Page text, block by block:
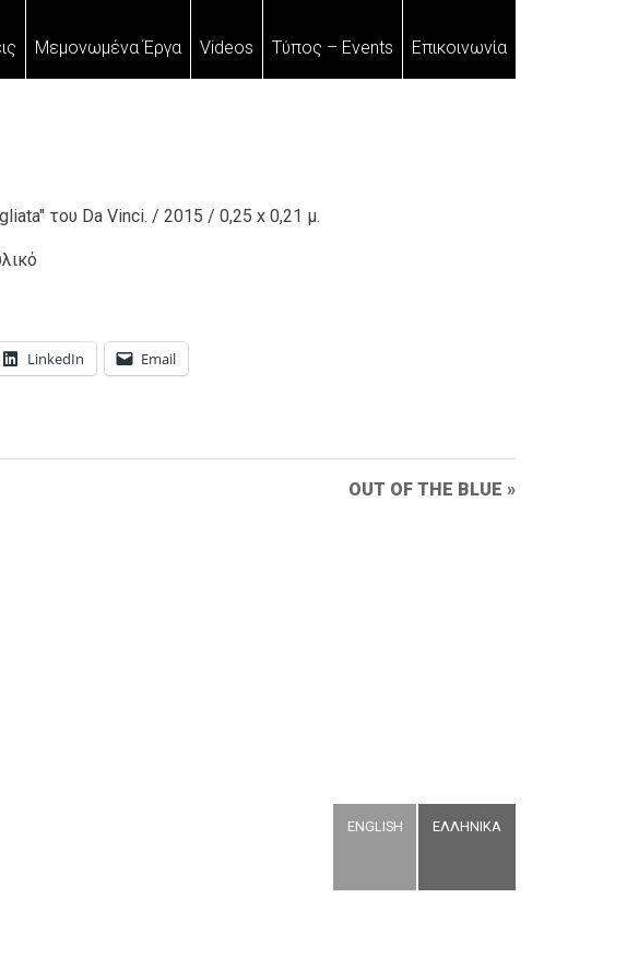
Μεμονωμένα Έργα Videos Τύπος – Events Επικοινωνία
του Da Vinci. / 2015 / 0,25 x 0,21 μ.
LinkedIn Email
OUT OF THE BLUE
ENGLISH ΕΛΛΗΝΙΚΑ